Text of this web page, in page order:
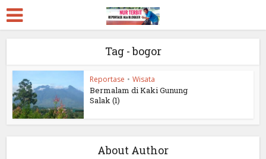
Tag - bogor
Reportase • Wisata
Bermalam di Kaki Gunung
Salak (1)
About Author